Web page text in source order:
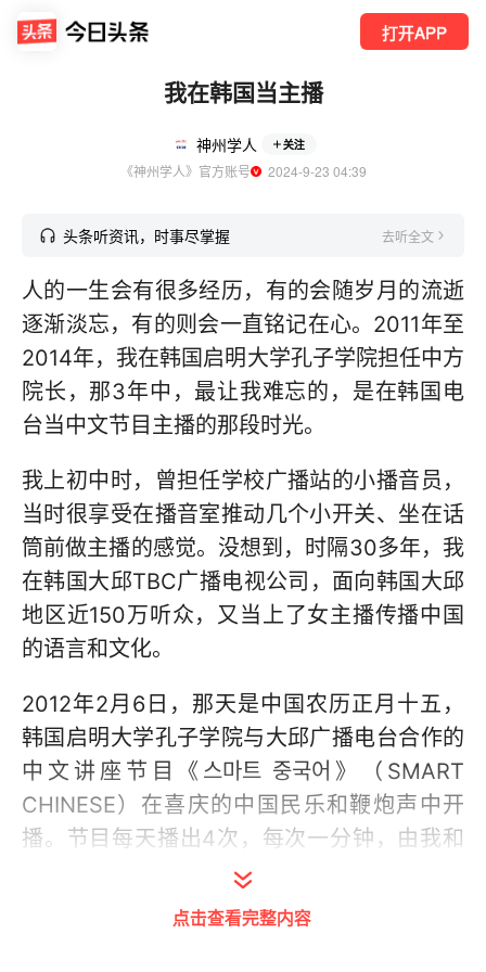
打开APP
我在韩国当主播
神州学人 关注
《神州学人》官方账号
  2024-9-23 04:39
头条听资讯，时事尽掌握 去听全文
人的一生会有很多经历，有的会随岁月的流逝
逐渐淡忘，有的则会一直铭记在心。2011年至
2014年，我在韩国启明大学孔子学院担任中方
院长，那3年中，最让我难忘的，是在韩国电
台当中文节目主播的那段时光。
我上初中时，曾担任学校广播站的小播音员，
当时很享受在播音室推动几个小开关、坐在话
筒前做主播的感觉。没想到，时隔30多年，我
在韩国大邱TBC广播电视公司，面向韩国大邱
地区近150万听众，又当上了女主播传播中国
的语言和文化。
2012年2月6日，那天是中国农历正月十五，
韩国启明大学孔子学院与大邱广播电台合作的
中文讲座节目《스마트 중국어》（SMART
CHINESE）在喜庆的中国民乐和鞭炮声中开
播。节目每天播出4次，每次一分钟，由我和
启明大学中国学系主任尹彰俊教授（现启明大
学孔子学院外方院长）共同主持。节目旨在帮
点击查看完整内容